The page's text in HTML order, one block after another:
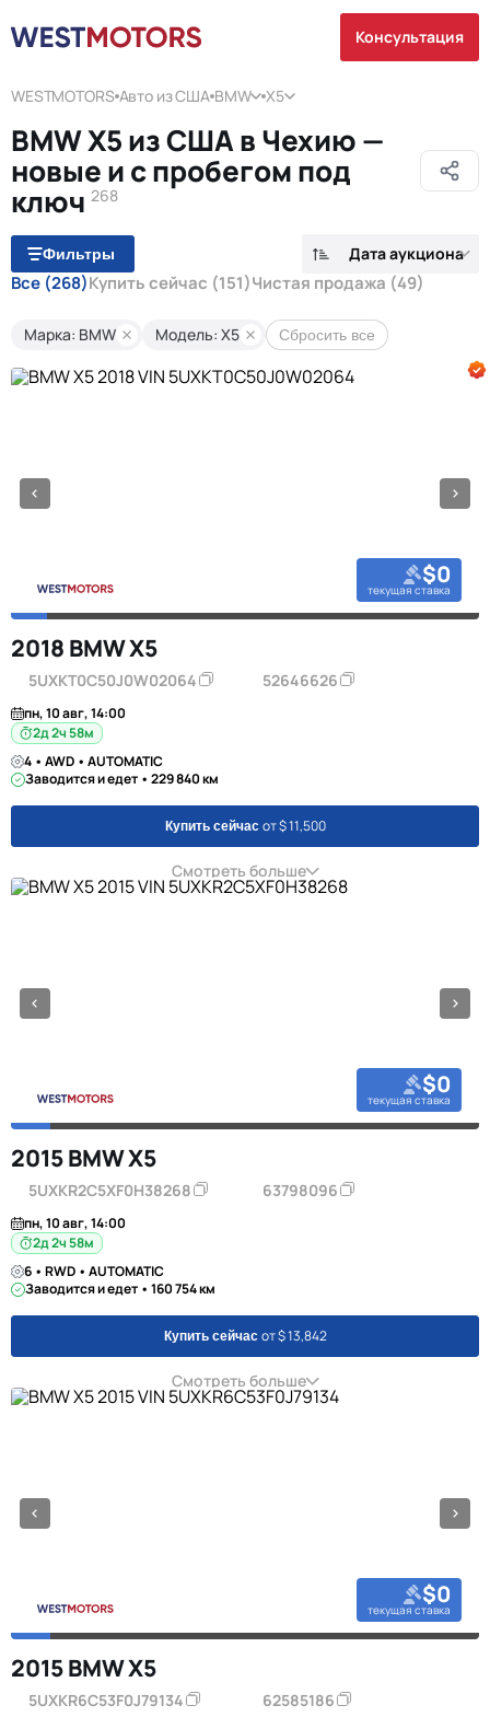
Консультация
WESTMOTORS Авто из США BMW X5
BMW X5 из США в Чехию —
новые и с пробегом под
ключ 268
Фильтры Дата аукциона
Все (268)Купить сейчас (151)Чистая продажа (49)
Марка: BMW Модель: X5 Сбросить все
$0
текущая ставка
2018 BMW X5
5UXKT0C50J0W02064 52646626
пн, 10 авг, 14:00
2д 2ч 58м
4 • AWD • AUTOMATIC
Заводится и едет • 229 840 км
Купить сейчас от $ 11,500
Смотреть больше
$0
текущая ставка
2015 BMW X5
5UXKR2C5XF0H38268 63798096
пн, 10 авг, 14:00
2д 2ч 58м
6 • RWD • AUTOMATIC
Заводится и едет • 160 754 км
Купить сейчас от $ 13,842
Смотреть больше
$0
текущая ставка
2015 BMW X5
5UXKR6C53F0J79134 62585186